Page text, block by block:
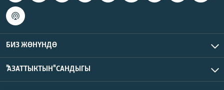
БИЗ ЖӨНҮНДӨ
"АЗАТТЫКТЫН" САНДЫГЫ